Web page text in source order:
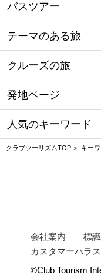
バスツアー
テーマのある旅
クルーズの旅
発地ページ
人気のキーワード
クラブツーリズムTOP キー
会社案内 標
カスタマーハラ
©Club Tourism